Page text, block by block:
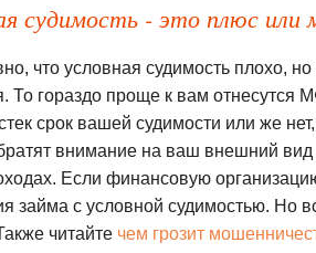
судимость - это плюс или
что условная судимость плохо,
То гораздо проще к вам отнесутся
срок вашей судимости или же
внимание на ваш внешний
Если финансовую
займа с условной судимостью. Но
читайте чем грозит